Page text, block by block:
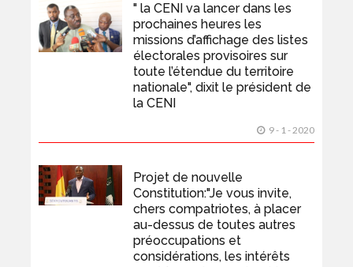
" la CENI va lancer dans les
prochaines heures les
missions d’affichage des listes
électorales provisoires sur
toute l’étendue du territoire
nationale", dixit le président de
la CENI
9 - 1 - 2020
Projet de nouvelle
Constitution:"Je vous invite,
chers compatriotes, à placer
au-dessus de toutes autres
préoccupations et
considérations, les intérêts